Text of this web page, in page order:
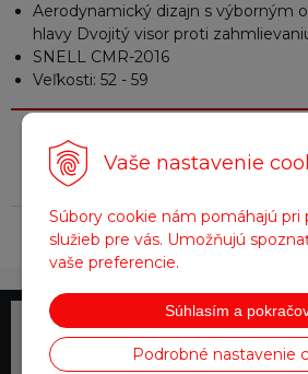
Vaše nastavenie
Súbory cookie nám pomáhajú pri
služieb pre vás. Umožňujú
vaše preferencie.
Súhlasím a
Podrobné nastavenie
Aerodynamický dizajn s výborným
hlavy Dvojitý visor proti
SNELL CMR-2016
Veľkosti: 52 - 59
Parametre
Farba Zelená
Telefonické
0918 711 111